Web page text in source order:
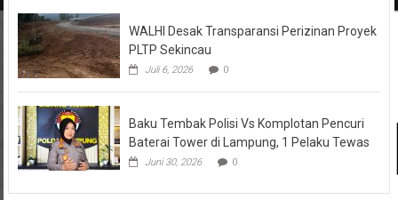
WALHI Desak Transparansi Perizinan Proyek
PLTP Sekincau
Juli 6, 2026 0
Baku Tembak Polisi Vs Komplotan Pencuri
Baterai Tower di Lampung, 1 Pelaku Tewas
Juni 30, 2026 0